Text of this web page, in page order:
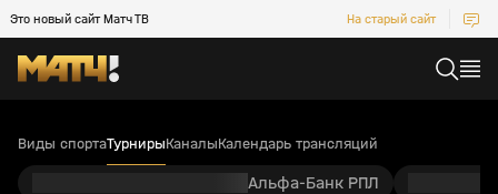
Это новый сайт Матч ТВ На старый сайт
Виды спортаТурнирыКаналыКалендарь трансляций
Альфа-Банк РПЛ